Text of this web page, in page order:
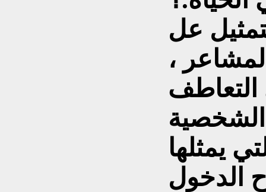
عل
،
الشخصية
الدخول